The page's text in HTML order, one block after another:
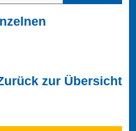
zur Übersicht